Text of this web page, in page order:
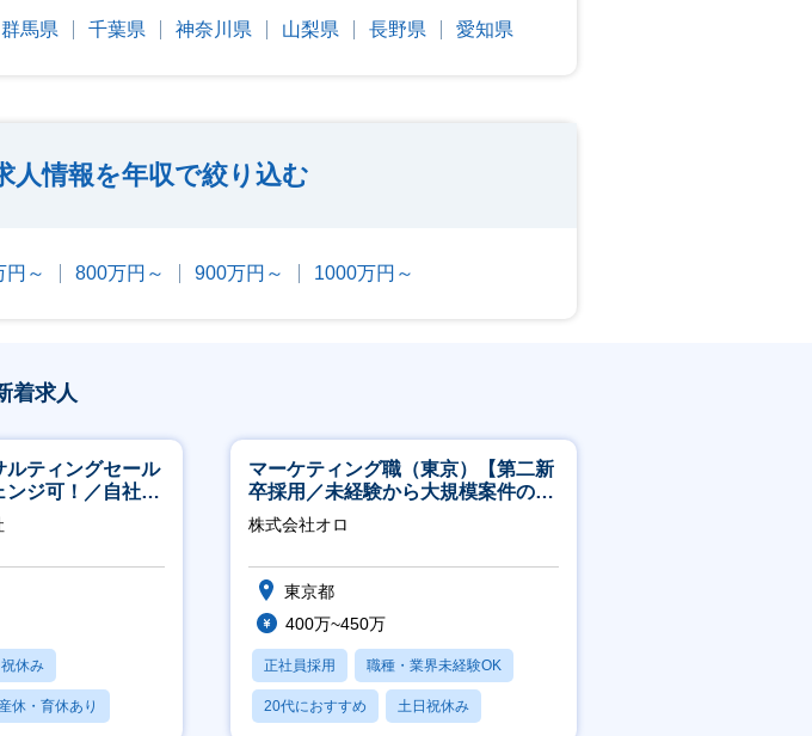
群馬県 千葉県 神奈川県 山梨県 長野県 愛知県
人情報を年収で絞り込む
円～ 800万円～ 900万円～ 1000万円～
着求人
ティングセール
ンジ可！／自社サ
』の営業
休み
産休・育休あり
マーケティング職（東京）【第二新
卒採用／未経験から大規模案件のマ
ーケティングが経験できる／研修充
実】
株式会社オロ
東京都
400万~450万
正社員採用 職種・業界未経験OK
20代におすすめ 土日祝休み